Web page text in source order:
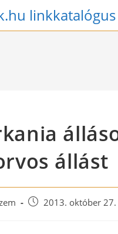
linkkatalógus
állást
Post 2013. október 27.